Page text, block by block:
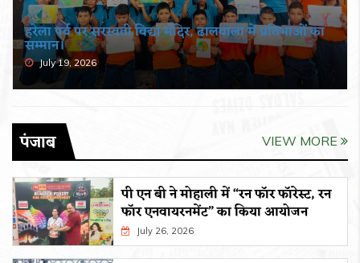
हरेला पर्व पर सरस्वती विद्या मंदिर, ढालवाला में प्रतिभाओं का
सम्मान।
July 19, 2026
पंजाब VIEW MORE
पी एन बी ने मोहाली में “रन फॉर फॉरेस्ट, रन
फॉर एनवायरनमेंट” का किया आयोजन
July 26, 2026